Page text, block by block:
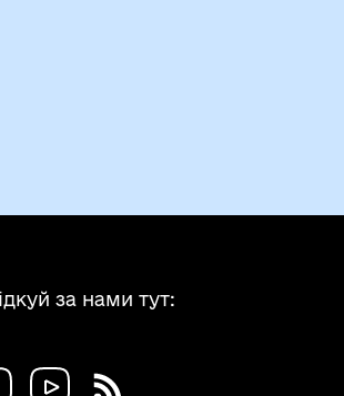
за нами тут: